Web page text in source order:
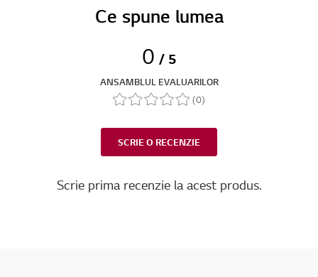
Ce spune lumea
0 / 5
ANSAMBLUL EVALUARILOR
(0)
SCRIE O RECENZIE
Scrie prima recenzie la acest produs.